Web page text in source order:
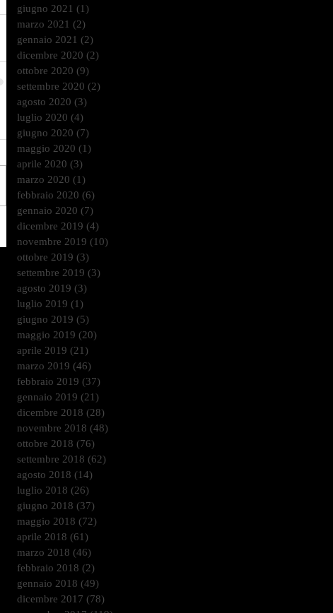
giugno 2021 (1)
marzo 2021 (2)
gennaio 2021 (2)
dicembre 2020 (2)
ottobre 2020 (9)
settembre 2020 (2)
agosto 2020 (3)
luglio 2020 (4)
giugno 2020 (7)
maggio 2020 (1)
aprile 2020 (3)
marzo 2020 (1)
febbraio 2020 (6)
gennaio 2020 (7)
dicembre 2019 (4)
novembre 2019 (10)
ottobre 2019 (3)
settembre 2019 (3)
agosto 2019 (3)
luglio 2019 (1)
giugno 2019 (5)
maggio 2019 (20)
aprile 2019 (21)
marzo 2019 (46)
febbraio 2019 (37)
gennaio 2019 (21)
dicembre 2018 (28)
novembre 2018 (48)
ottobre 2018 (76)
settembre 2018 (62)
agosto 2018 (14)
luglio 2018 (26)
giugno 2018 (37)
maggio 2018 (72)
aprile 2018 (61)
marzo 2018 (46)
febbraio 2018 (2)
gennaio 2018 (49)
dicembre 2017 (78)